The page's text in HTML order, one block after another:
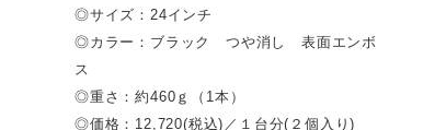
◎サイズ：24インチ
◎カラー：ブラック つや消し 表面エンボ
ス
◎重さ：約460ｇ（1本）
◎価格：12,720(税込)／１台分(２個入り)